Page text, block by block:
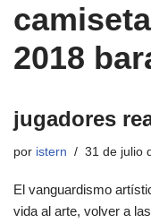
2018
jugadores
por istern 31 de julio
El vanguardismo
vida al arte, volver a